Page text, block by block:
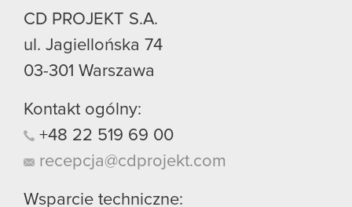
CD PROJEKT S.A.
ul. Jagiellońska 74
03-301 Warszawa
Kontakt ogólny:
+48 22 519 69 00
recepcja@cdprojekt.com
Wsparcie techniczne: